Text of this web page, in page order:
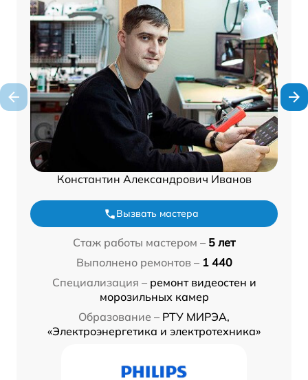
Константин Александрович Иванов
Вызвать мастера
Стаж работы мастером – 5 лет
Выполнено ремонтов – 1 440
Специализация – ремонт видеостен и
морозильных камер
Образование – РТУ МИРЭА,
«Электроэнергетика и электротехника»